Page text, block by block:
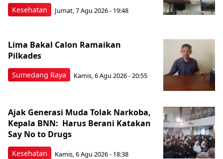
Kesehatan Jumat, 7 Agu 2026 - 19:48
Sumedang Raya
Lima Bakal Calon Ramaikan
Pilkades
Kamis, 6 Agu 2026 - 20:55
Kesehatan
Ajak Generasi Muda Tolak Narkoba,
Kepala BNN: Harus Berani Katakan
Say No to Drugs
Kamis, 6 Agu 2026 - 18:38